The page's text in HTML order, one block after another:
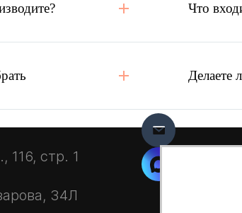
Что
Делаете
116, стр. 1
34Л